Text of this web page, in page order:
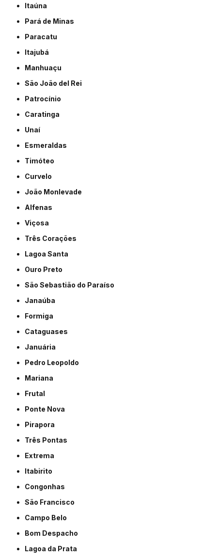
Itaúna
Pará de Minas
Paracatu
Itajubá
Manhuaçu
São João del Rei
Patrocínio
Caratinga
Unaí
Esmeraldas
Timóteo
Curvelo
João Monlevade
Alfenas
Viçosa
Três Corações
Lagoa Santa
Ouro Preto
São Sebastião do Paraíso
Janaúba
Formiga
Cataguases
Januária
Pedro Leopoldo
Mariana
Frutal
Ponte Nova
Pirapora
Três Pontas
Extrema
Itabirito
Congonhas
São Francisco
Campo Belo
Bom Despacho
Lagoa da Prata